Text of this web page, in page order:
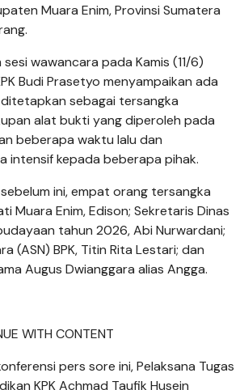
Muara Enim, Provinsi Sumatera
wawancara pada Kamis (11/6)
Budi Prasetyo menyampaikan ada
sebagai tersangka
alat bukti yang diperoleh pada
beberapa waktu lalu dan
intensif kepada beberapa pihak.
ini, empat orang tersangka
Muara Enim, Edison; Sekretaris Dinas
tahun 2026, Abi Nurwardani;
(ASN) BPK, Titin Rita Lestari; dan
Augus Dwianggara alias Angga.
WITH CONTENT
pers sore ini, Pelaksana Tugas
KPK Achmad Taufik Husein